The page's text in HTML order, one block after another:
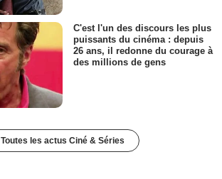
C'est l'un des discours les plus
puissants du cinéma : depuis
26 ans, il redonne du courage à
des millions de gens
Toutes les actus Ciné & Séries